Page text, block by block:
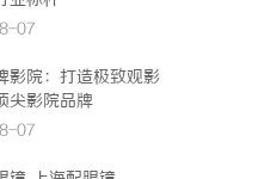
07
影院：打造极致观影
尖影院品牌
07